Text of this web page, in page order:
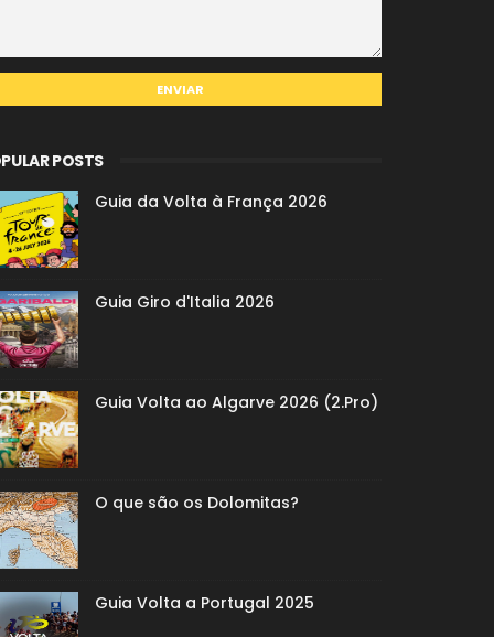
POSTS
Guia da Volta à França 2026
Guia Giro d'Italia 2026
Guia Volta ao Algarve 2026 (2.Pro)
O que são os Dolomitas?
Guia Volta a Portugal 2025